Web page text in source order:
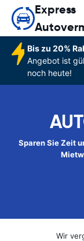
Express
Bis zu 20%
Angebot ist
noch heute!
Sparen Sie Zeit
Wir